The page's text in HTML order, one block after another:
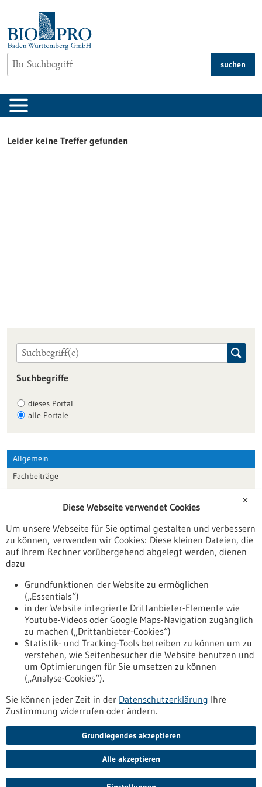
springen
suchen
Leider keine Treffer gefunden
Suchbegriffe
dieses Portal
alle Portale
Allgemein
Fachbeiträge
Veranstaltungen
Erscheinungsdatum
Nach oben
Informiert bleiben
Newsletter abonnieren
✕
Diese Webseite verwendet Cookies
Um unsere Webseite für Sie optimal gestalten und verbessern
zu können, verwenden wir Cookies: Diese kleinen Dateien, die
auf Ihrem Rechner vorübergehend abgelegt werden, dienen
dazu
Grundfunktionen der Website zu ermöglichen
(„Essentials“)
in der Website integrierte Drittanbieter-Elemente wie
Youtube-Videos oder Google Maps-Navigation zugänglich
zu machen („Drittanbieter-Cookies“)
Statistik- und Tracking-Tools betreiben zu können um zu
verstehen, wie Seitenbesucher die Website benutzen und
um Optimierungen für Sie umsetzen zu können
(„Analyse-Cookies“).
Sie können jeder Zeit in der Datenschutzerklärung Ihre
Zustimmung widerrufen oder ändern.
Grundlegendes akzeptieren
Alle akzeptieren